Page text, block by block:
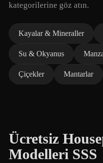
kategorilerine göz atın.
Kayalar & Mineraller
Su & Okyanus
Çiçekler Mantarlar
Ücretsiz
Modelleri SSS